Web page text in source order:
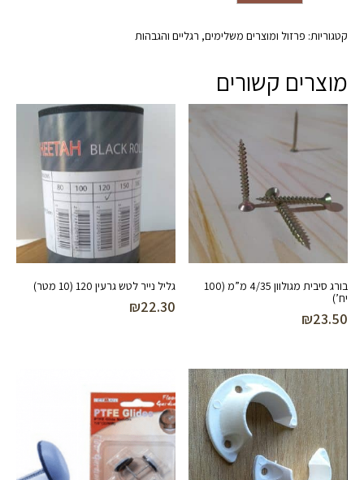
קטגוריות: פרזול ומוצרים משלימים, רגליים והגבהות
מוצרים קשורים
בורג סיבית מגולוון 4/35 מ”מ (100
יח’)
₪23.50
גליל נייר לטש גרעין 120 (10 מטר)
₪22.30